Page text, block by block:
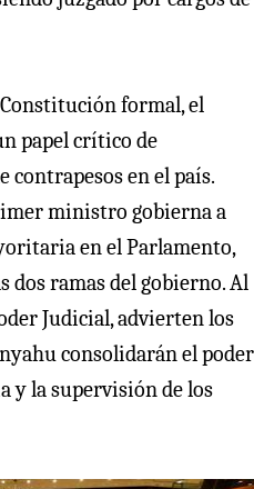
formal, el
papel crítico de
contrapesos en el país.
ministro gobierna a
en el Parlamento,
dos ramas del gobierno. Al
Judicial, advierten los
consolidarán el poder
y la supervisión de los